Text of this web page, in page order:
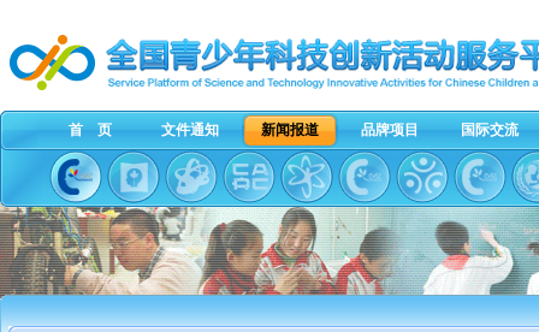
首 页 文件通知 新闻报道 品牌项目 国际交流